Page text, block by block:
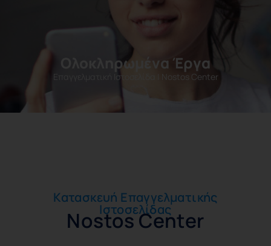
Ολοκληρωμένα Έργα
Επαγγελματική Ιστοσελίδα Nostos Center
Κατασκευή Επαγγελματικής
Ιστοσελίδας
Nostos Center